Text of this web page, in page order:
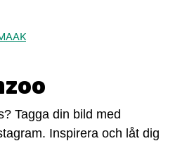
Tagga din bild med
Inspirera och låt dig